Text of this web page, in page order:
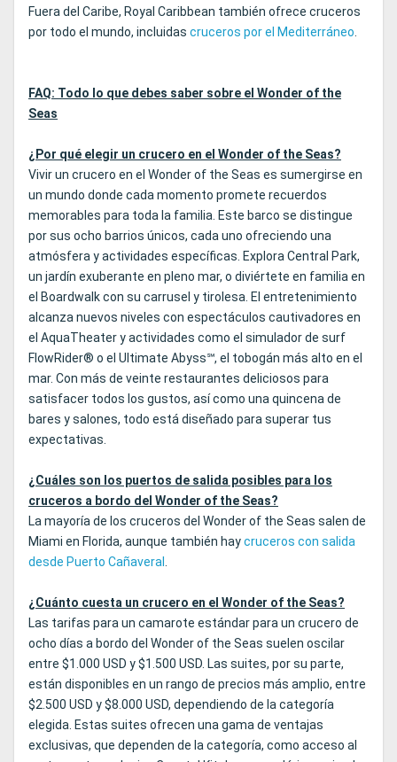
Fuera del Caribe, Royal Caribbean también ofrece cruceros
por todo el mundo, incluidas cruceros por el Mediterráneo.
FAQ: Todo lo que debes saber sobre el Wonder of the
Seas
¿Por qué elegir un crucero en el Wonder of the Seas?
Vivir un crucero en el Wonder of the Seas es sumergirse en
un mundo donde cada momento promete recuerdos
memorables para toda la familia. Este barco se distingue
por sus ocho barrios únicos, cada uno ofreciendo una
atmósfera y actividades específicas. Explora Central Park,
un jardín exuberante en pleno mar, o diviértete en familia en
el Boardwalk con su carrusel y tirolesa. El entretenimiento
alcanza nuevos niveles con espectáculos cautivadores en
el AquaTheater y actividades como el simulador de surf
FlowRider® o el Ultimate Abyss℠, el tobogán más alto en el
mar. Con más de veinte restaurantes deliciosos para
satisfacer todos los gustos, así como una quincena de
bares y salones, todo está diseñado para superar tus
expectativas.
¿Cuáles son los puertos de salida posibles para los
cruceros a bordo del Wonder of the Seas?
La mayoría de los cruceros del Wonder of the Seas salen de
Miami en Florida, aunque también haycruceros con salida
desde Puerto Cañaveral.
¿Cuánto cuesta un crucero en el Wonder of the Seas?
Las tarifas para un camarote estándar para un crucero de
ocho días a bordo del Wonder of the Seas suelen oscilar
entre $1.000 USD y $1.500 USD. Las suites, por su parte,
están disponibles en un rango de precios más amplio, entre
$2.500 USD y $8.000 USD, dependiendo de la categoría
elegida. Estas suites ofrecen una gama de ventajas
exclusivas, que dependen de la categoría, como acceso al